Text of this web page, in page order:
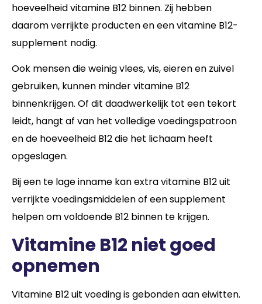
hoeveelheid vitamine B12 binnen. Zij hebben
daarom verrijkte producten en een vitamine B12-
supplement nodig.
Ook mensen die weinig vlees, vis, eieren en zuivel
gebruiken, kunnen minder vitamine B12
binnenkrijgen. Of dit daadwerkelijk tot een tekort
leidt, hangt af van het volledige voedingspatroon
en de hoeveelheid B12 die het lichaam heeft
opgeslagen.
Bij een te lage inname kan extra vitamine B12 uit
verrijkte voedingsmiddelen of een supplement
helpen om voldoende B12 binnen te krijgen.
Vitamine B12 niet goed
opnemen
Vitamine B12 uit voeding is gebonden aan eiwitten.